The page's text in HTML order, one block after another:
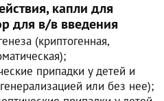
капли для
для в/в введения
(криптогенная,
припадки у детей и
или без нее);